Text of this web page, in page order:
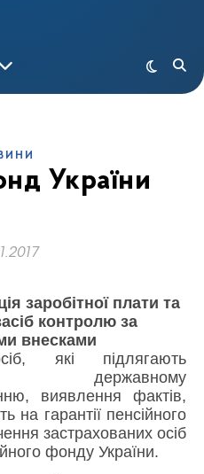
України
заробітної плати та
контролю за
внесками
які підлягають
державному
виявлення фактів,
на гарантії пенсійного
застрахованих осіб
фонду України.